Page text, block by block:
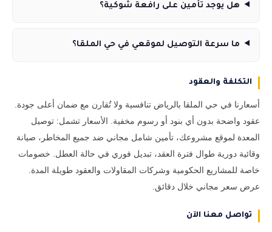
هل يوجد تأمين على رافعة شوكية؟
ما سرعة التوصيل لموقعي في حي الملقا؟
التكلفة والعقود
أسعارنا في حي الملقا بالرياض تنافسية ولا تُقارن مع ضمان أعلى جودة.
عقود واضحة بدون أي بنود أو رسوم مخفية. الأسعار تشمل: توصيل
المعدة لموقع مشروعك، تأمين شامل مجاني ضد جميع المخاطر، صيانة
وقائية دورية طوال فترة العقد، تبديل فوري في حالة العطل. خصومات
خاصة للمشاريع الحكومية وشركات المقاولات والعقود طويلة المدة.
عرض سعر مجاني خلال دقائق.
تواصل معنا الآن